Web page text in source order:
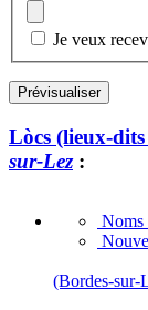
Je veux
Lòcs (lieux-
sur-Lez:
Noms
(Bordes-sur-